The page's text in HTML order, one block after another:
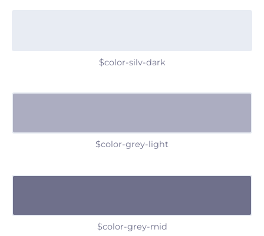
$color-silv-dark
$color-grey-light
$color-grey-mid